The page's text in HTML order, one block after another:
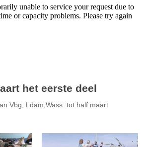
het eerste deel
Vbg, Ldam,Wass. tot half maart